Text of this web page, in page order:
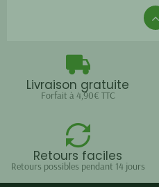
Livraison gratuite
Forfait à 4,90€ TTC
Retours faciles
Retours possibles pendant 14 jours